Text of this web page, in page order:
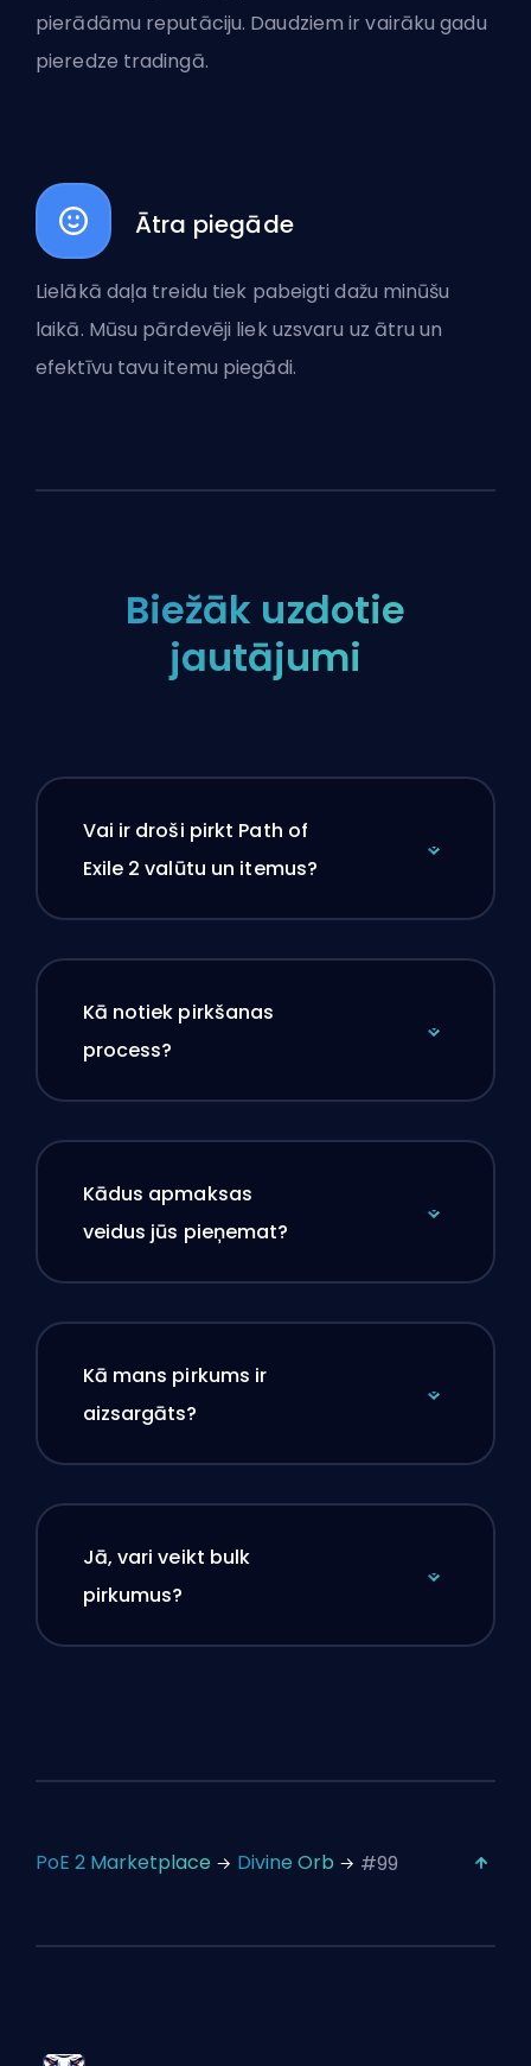
pierādāmu reputāciju. Daudziem ir vairāku gadu
pieredze tradingā.
Ātra piegāde
Lielākā daļa treidu tiek pabeigti dažu minūšu
laikā. Mūsu pārdevēji liek uzsvaru uz ātru un
efektīvu tavu itemu piegādi.
Biežāk uzdotie
jautājumi
Vai ir droši pirkt Path of
Exile 2 valūtu un itemus?
Kā notiek pirkšanas
process?
Kādus apmaksas
veidus jūs pieņemat?
Kā mans pirkums ir
aizsargāts?
Jā, vari veikt bulk
pirkumus?
PoE 2 Marketplace Divine Orb #99